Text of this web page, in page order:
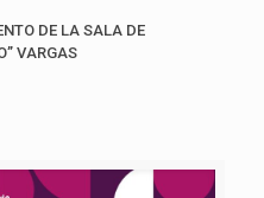
DE LA SALA DE
VARGAS